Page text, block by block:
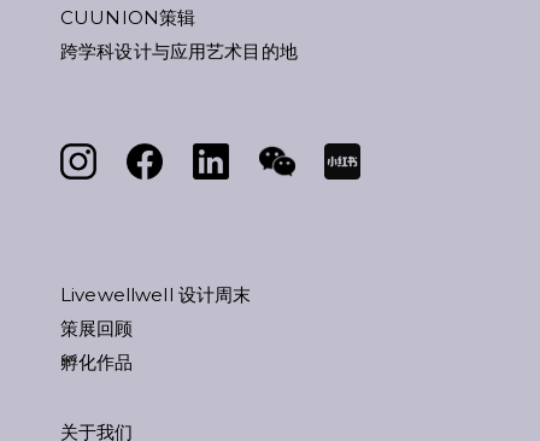
CUUNION策辑
跨学科设计与应用艺术目的地
Livewellwell 设计周末
策展回顾
孵化作品
关于我们